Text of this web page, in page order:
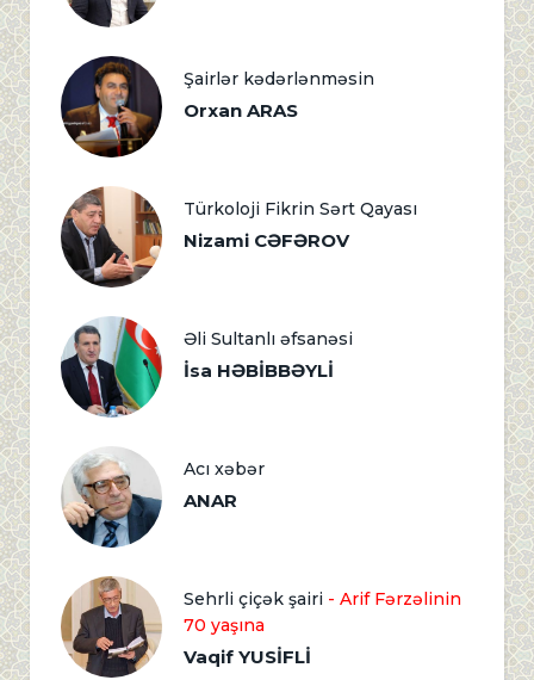
Şairlər kədərlənməsin
Orxan ARAS
Türkoloji Fikrin Sərt Qayası
Nizami CƏFƏROV
Əli Sultanlı əfsanəsi
İsa HƏBİBBƏYLİ
Acı xəbər
ANAR
Sehrli çiçək şairi - Arif Fərzəlinin
70 yaşına
Vaqif YUSİFLİ